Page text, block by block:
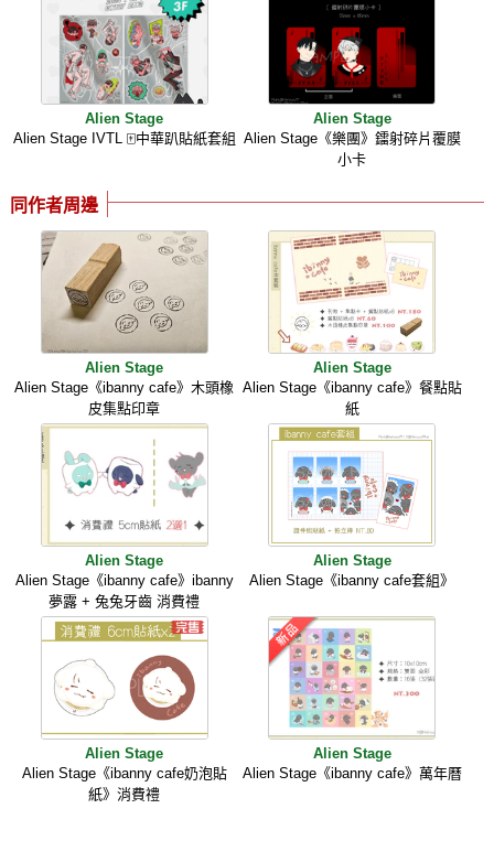
Alien Stage
Alien Stage IVTL 🀄️中華趴貼紙套組
Alien Stage
Alien Stage《樂團》鐳射碎片覆膜
小卡
同作者周邊
Alien Stage
Alien Stage《ibanny cafe》木頭橡
皮集點印章
Alien Stage
Alien Stage《ibanny cafe》餐點貼
紙
Alien Stage
Alien Stage《ibanny cafe》ibanny
夢露 + 兔兔牙齒 消費禮
Alien Stage
Alien Stage《ibanny cafe套組》
Alien Stage
Alien Stage《ibanny cafe奶泡貼
紙》消費禮
Alien Stage
Alien Stage《ibanny cafe》萬年曆